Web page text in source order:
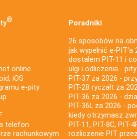
®
online
iOS
e-pity
telefon
rachunkowym
Poradniki
26 sposobów na
jak wypełnić e-PIT'a
dostałem PIT-11 i
ulgi i odliczenia -
PIT-37 za 2026 -
PIT-28 ryczałt za
PIT-36 za 2026 -
PIT-36L za 2026 -
kiedy otrzymasz
PIT-11, PIT-8C, PIT-
rozliczenie PIT